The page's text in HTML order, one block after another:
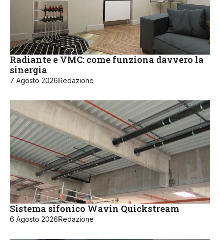
Radiante e VMC: come funziona davvero la
sinergia
7 Agosto 2026Redazione
Sistema sifonico Wavin Quickstream
6 Agosto 2026Redazione